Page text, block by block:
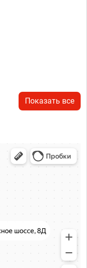
Показать все